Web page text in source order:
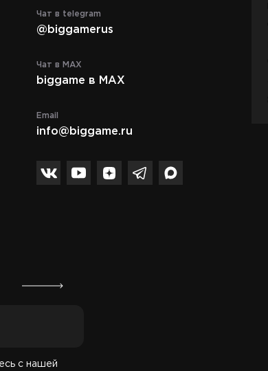
Чат в telegram
@biggamerus
Чат в MAX
biggame в MAX
Email
info@biggame.ru
д. 2, стр. 1, уровень 5
до 21:00
с нашей